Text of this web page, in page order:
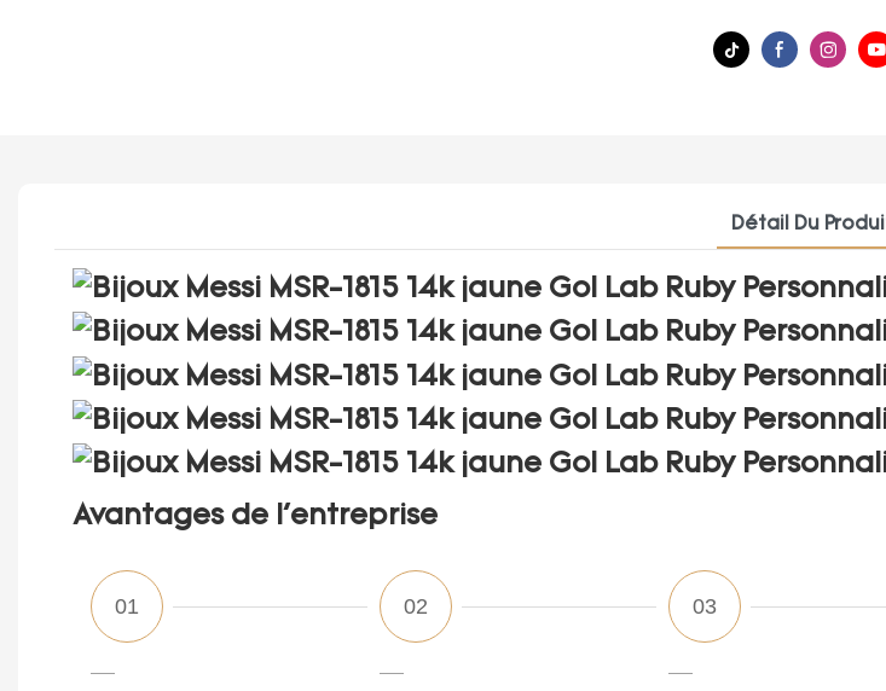
Détail Du
Avantages de l'entreprise